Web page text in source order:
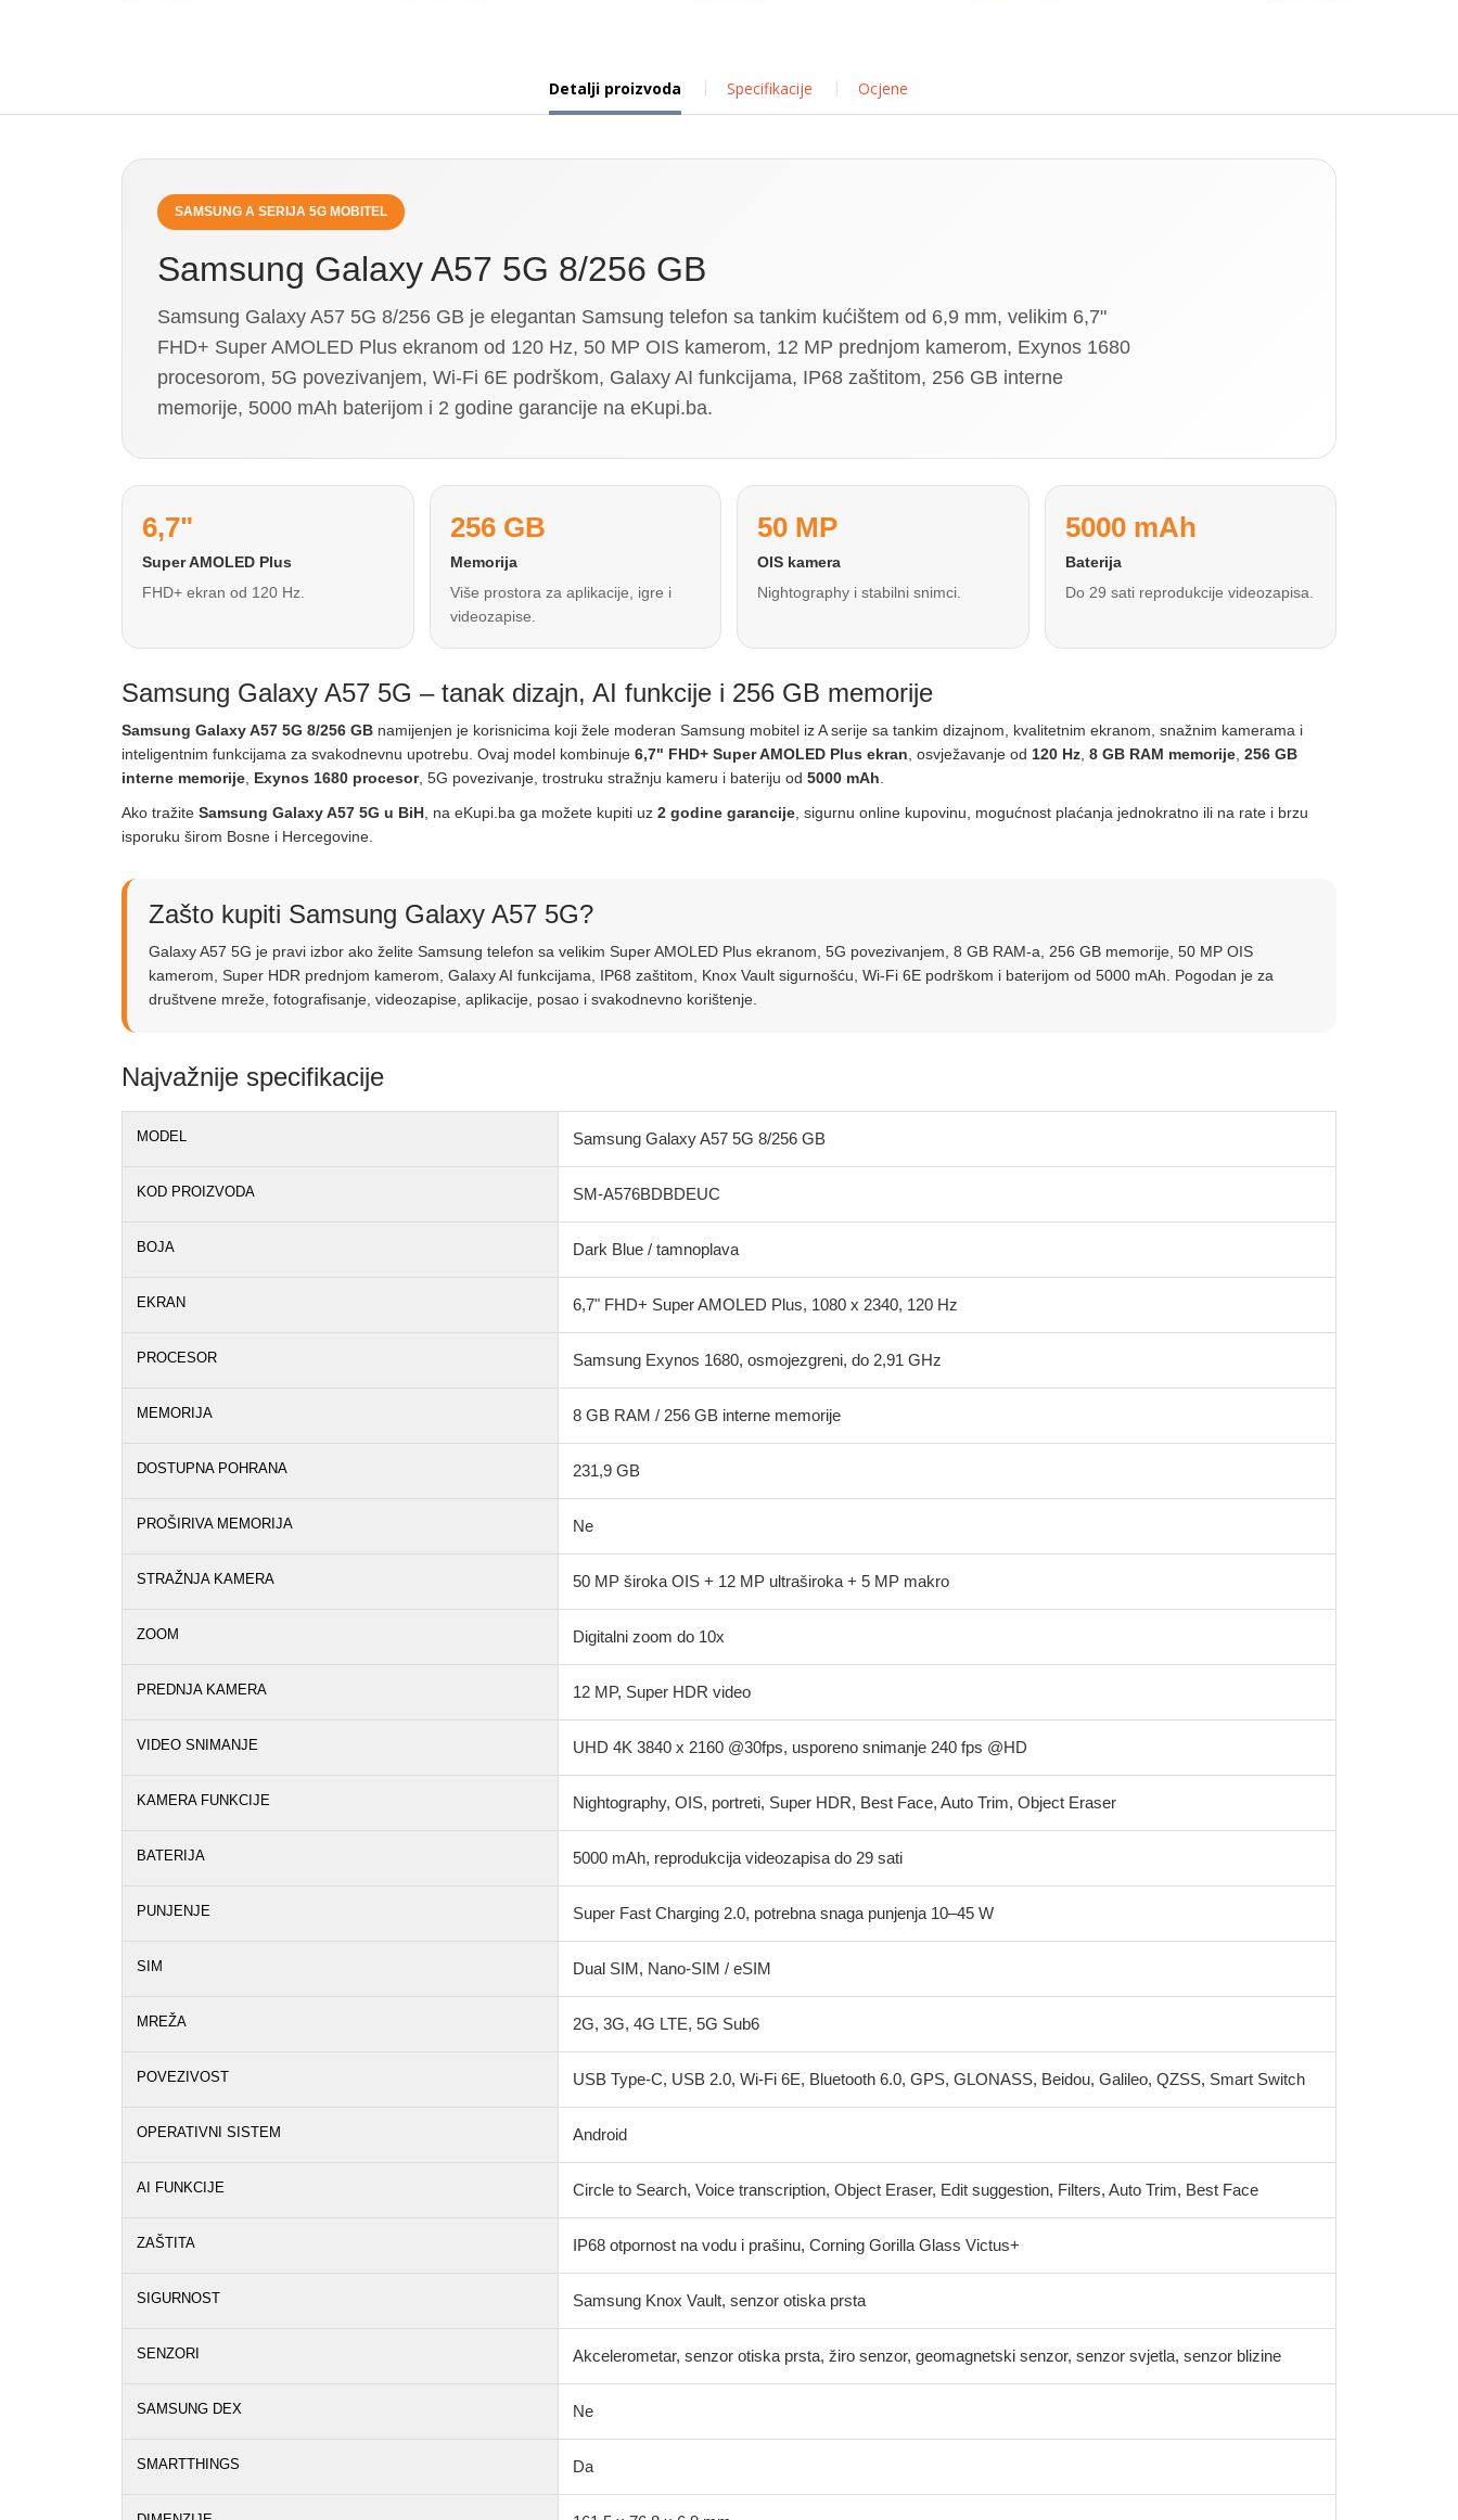
Detalji proizvoda Specifikacije Ocjene
SAMSUNG A SERIJA 5G MOBITEL
Samsung Galaxy A57 5G 8/256 GB
Samsung Galaxy A57 5G 8/256 GB je elegantan Samsung telefon sa tankim kućištem od 6,9 mm, velikim 6,7"
FHD+ Super AMOLED Plus ekranom od 120 Hz, 50 MP OIS kamerom, 12 MP prednjom kamerom, Exynos 1680
procesorom, 5G povezivanjem, Wi-Fi 6E podrškom, Galaxy AI funkcijama, IP68 zaštitom, 256 GB interne
memorije, 5000 mAh baterijom i 2 godine garancije na eKupi.ba.
6,7"
Super AMOLED Plus
FHD+ ekran od 120 Hz.
256 GB
Memorija
Više prostora za aplikacije, igre i
videozapise.
50 MP
OIS kamera
Nightography i stabilni snimci.
5000 mAh
Baterija
Do 29 sati reprodukcije videozapisa.
Samsung Galaxy A57 5G – tanak dizajn, AI funkcije i 256 GB memorije
Samsung Galaxy A57 5G 8/256 GB namijenjen je korisnicima koji žele moderan Samsung mobitel iz A serije sa tankim dizajnom, kvalitetnim ekranom, snažnim kamerama i
inteligentnim funkcijama za svakodnevnu upotrebu. Ovaj model kombinuje 6,7" FHD+ Super AMOLED Plus ekran , osvježavanje od 120 Hz 8 GB RAM memorije 256 GB
interne memorije Exynos 1680 procesor, 5G povezivanje, trostruku stražnju kameru i bateriju od 5000 mAh
Ako tražite Samsung Galaxy A57 5G u BiH , na eKupi.ba ga možete kupiti uz 2 godine garancije , sigurnu online kupovinu, mogućnost plaćanja jednokratno ili na rate i brzu
isporuku širom Bosne i Hercegovine.
Zašto kupiti Samsung Galaxy A57 5G?
Galaxy A57 5G je pravi izbor ako želite Samsung telefon sa velikim Super AMOLED Plus ekranom, 5G povezivanjem, 8 GB RAM-a, 256 GB memorije, 50 MP OIS
kamerom, Super HDR prednjom kamerom, Galaxy AI funkcijama, IP68 zaštitom, Knox Vault sigurnošću, Wi-Fi 6E podrškom i baterijom od 5000 mAh. Pogodan je za
društvene mreže, fotografisanje, videozapise, aplikacije, posao i svakodnevno korištenje.
Najvažnije specifikacije
MODEL Samsung Galaxy A57 5G 8/256 GB
KOD PROIZVODA SM-A576BDBDEUC
BOJA Dark Blue / tamnoplava
EKRAN 6,7" FHD+ Super AMOLED Plus, 1080 x 2340, 120 Hz
PROCESOR Samsung Exynos 1680, osmojezgreni, do 2,91 GHz
MEMORIJA 8 GB RAM / 256 GB interne memorije
DOSTUPNA POHRANA 231,9 GB
PROŠIRIVA MEMORIJA Ne
STRAŽNJA KAMERA 50 MP široka OIS + 12 MP ultraširoka + 5 MP makro
ZOOM Digitalni zoom do 10x
PREDNJA KAMERA 12 MP, Super HDR video
VIDEO SNIMANJE UHD 4K 3840 x 2160 @30fps, usporeno snimanje 240 fps @HD
KAMERA FUNKCIJE Nightography, OIS, portreti, Super HDR, Best Face, Auto Trim, Object Eraser
BATERIJA 5000 mAh, reprodukcija videozapisa do 29 sati
PUNJENJE Super Fast Charging 2.0, potrebna snaga punjenja 10–45 W
SIM Dual SIM, Nano-SIM / eSIM
MREŽA 2G, 3G, 4G LTE, 5G Sub6
POVEZIVOST USB Type-C, USB 2.0, Wi-Fi 6E, Bluetooth 6.0, GPS, GLONASS, Beidou, Galileo, QZSS, Smart Switch
OPERATIVNI SISTEM Android
AI FUNKCIJE Circle to Search, Voice transcription, Object Eraser, Edit suggestion, Filters, Auto Trim, Best Face
ZAŠTITA IP68 otpornost na vodu i prašinu, Corning Gorilla Glass Victus+
SIGURNOST Samsung Knox Vault, senzor otiska prsta
SENZORI Akcelerometar, senzor otiska prsta, žiro senzor, geomagnetski senzor, senzor svjetla, senzor blizine
SAMSUNG DEX Ne
SMARTTHINGS Da